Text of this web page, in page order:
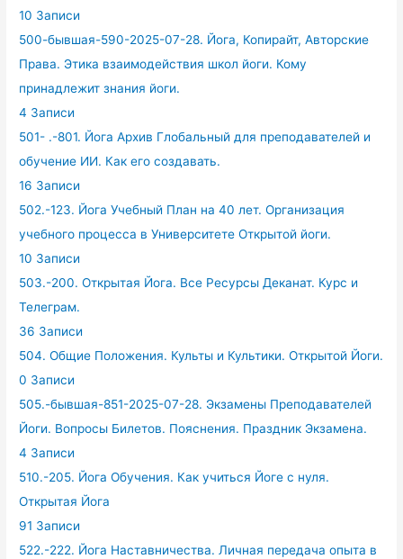
10 Записи
500-бывшая-590-2025-07-28. Йога, Копирайт, Авторские
Права. Этика взаимодействия школ йоги. Кому
принадлежит знания йоги.
4 Записи
501- .-801. Йога Архив Глобальный для преподавателей и
обучение ИИ. Как его создавать.
16 Записи
502.-123. Йога Учебный План на 40 лет. Организация
учебного процесса в Университете Открытой йоги.
10 Записи
503.-200. Открытая Йога. Все Ресурсы Деканат. Курс и
Телеграм.
36 Записи
504. Общие Положения. Культы и Культики. Открытой Йоги.
0 Записи
505.-бывшая-851-2025-07-28. Экзамены Преподавателей
Йоги. Вопросы Билетов. Пояснения. Праздник Экзамена.
4 Записи
510.-205. Йога Обучения. Как учиться Йоге с нуля.
Открытая Йога
91 Записи
522.-222. Йога Наставничества. Личная передача опыта в